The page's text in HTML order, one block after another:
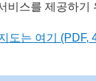
비스를 제공하기
도는 여기 (PDF,